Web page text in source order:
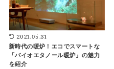
2021.05.31
新時代の暖炉！エコでスマートな
「バイオエタノール暖炉」の魅力
を紹介